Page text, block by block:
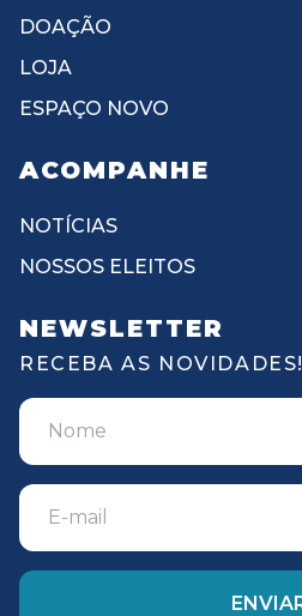
DOAÇÃO
LOJA
ESPAÇO NOVO
ACOMPANHE
NOTÍCIAS
NOSSOS ELEITOS
NEWSLETTER
RECEBA AS NOVIDADES!